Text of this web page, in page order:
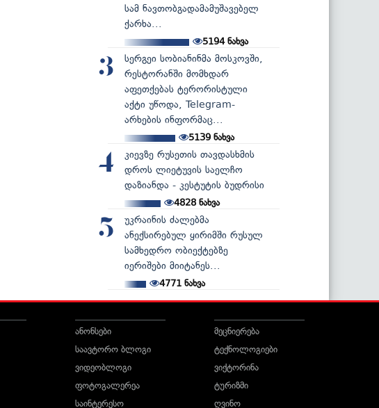
სამ ნავთობგადამამუშავებელ
ქარხა...
5194ნახვა
3
სერგეი სობიანინმა მოსკოვში,
რესტორანში მომხდარ
აფეთქებას ტერორისტული
აქტი უწოდა, Telegram-
არხების ინფორმაც...
5139ნახვა
4
კიევზე რუსეთის თავდასხმის
დროს ლიეტუვის საელჩო
დაზიანდა - კესტუტის ბუდრისი
4828ნახვა
5
უკრაინის ძალებმა
ანექსირებულ ყირიმში რუსულ
სამხედრო ობიექტებზე
იერიშები მიიტანეს...
4771 ნახვა
ანონსები
საავტორო ბლოგი
ვიდეობლოგი
ფოტოგალერეა
საინტერესო
მეცნიერება
ტექნოლოგიები
ვიქტორინა
ტურიზმი
ღვინო